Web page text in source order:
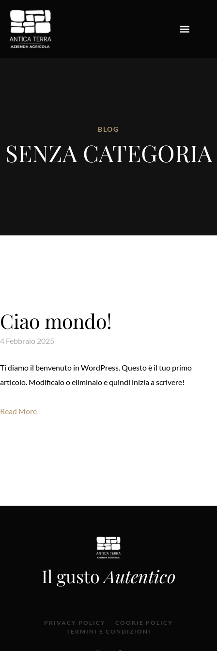
BLOG
SENZA CATEGORIA
Ciao mondo!
4 Febbraio 2025
Ti diamo il benvenuto in WordPress. Questo è il tuo primo
articolo. Modificalo o eliminalo e quindi inizia a scrivere!
Read More
Il gustoAutentico
PRIVACY POLICY
COOKIE POLICY
TERMINI E CONDIZIONI